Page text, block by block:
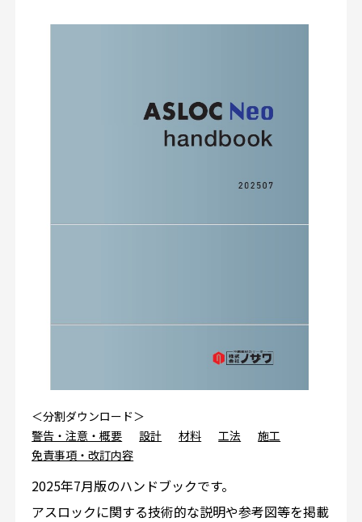
＜分割ダウンロード＞
警告・注意・概要
設計 材料 工法
施工
免責事項・改訂内容
2025年7月版のハンドブックです。
アスロックに関する技術的な説明や参考図等を掲載